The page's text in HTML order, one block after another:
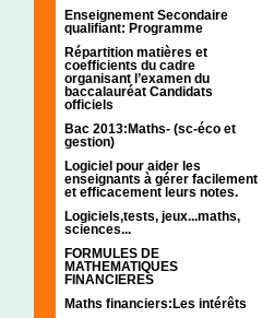
Enseignement Secondaire
qualifiant: Programme
Répartition matières et
coefficients du cadre
organisant l’examen du
baccalauréat Candidats
officiels
Bac 2013:Maths- (sc-éco et
gestion)
Logiciel pour aider les
enseignants à gérer facilement
et efficacement leurs notes.
Logiciels,tests, jeux...maths,
sciences...
FORMULES DE
MATHEMATIQUES
FINANCIERES
Maths financiers:Les intérêts